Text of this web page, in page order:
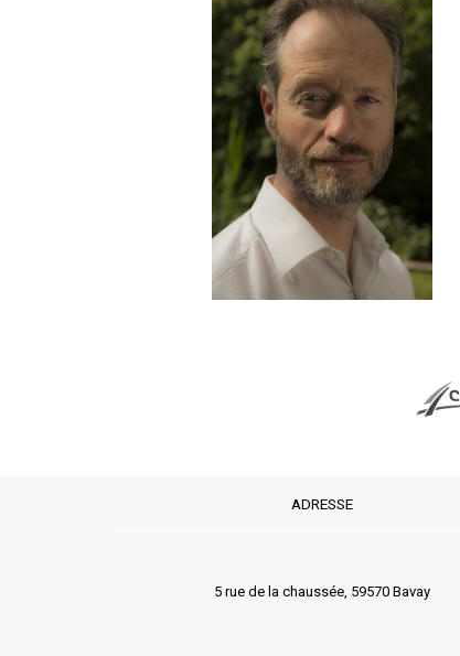
ADRESSE
5 rue de la chaussée, 59570 Bavay